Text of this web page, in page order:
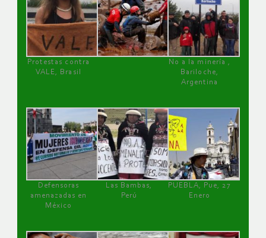
Protestas contra
VALE, Brasil
No a la minería ,
Bariloche,
Argentina
Defensoras
amenazadas en
México
Las Bambas,
Perú
PUEBLA, Pue, 27
Enero